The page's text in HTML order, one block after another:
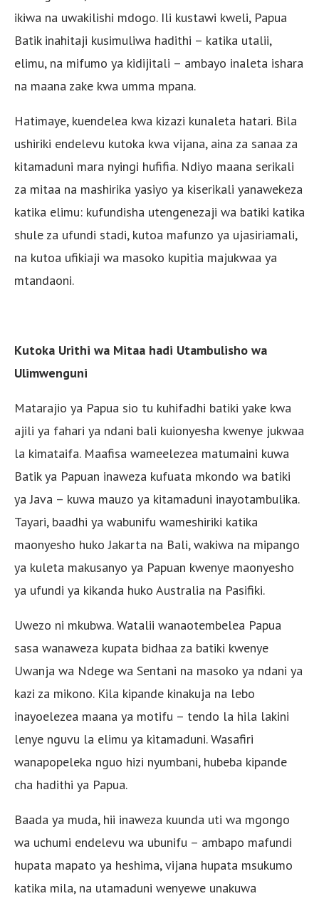
ikiwa na uwakilishi mdogo. Ili kustawi kweli, Papua
Batik inahitaji kusimuliwa hadithi – katika utalii,
elimu, na mifumo ya kidijitali – ambayo inaleta ishara
na maana zake kwa umma mpana.
Hatimaye, kuendelea kwa kizazi kunaleta hatari. Bila
ushiriki endelevu kutoka kwa vijana, aina za sanaa za
kitamaduni mara nyingi hufifia. Ndiyo maana serikali
za mitaa na mashirika yasiyo ya kiserikali yanawekeza
katika elimu: kufundisha utengenezaji wa batiki katika
shule za ufundi stadi, kutoa mafunzo ya ujasiriamali,
na kutoa ufikiaji wa masoko kupitia majukwaa ya
mtandaoni.
Kutoka Urithi wa Mitaa hadi Utambulisho wa
Ulimwenguni
Matarajio ya Papua sio tu kuhifadhi batiki yake kwa
ajili ya fahari ya ndani bali kuionyesha kwenye jukwaa
la kimataifa. Maafisa wameelezea matumaini kuwa
Batik ya Papuan inaweza kufuata mkondo wa batiki
ya Java – kuwa mauzo ya kitamaduni inayotambulika.
Tayari, baadhi ya wabunifu wameshiriki katika
maonyesho huko Jakarta na Bali, wakiwa na mipango
ya kuleta makusanyo ya Papuan kwenye maonyesho
ya ufundi ya kikanda huko Australia na Pasifiki.
Uwezo ni mkubwa. Watalii wanaotembelea Papua
sasa wanaweza kupata bidhaa za batiki kwenye
Uwanja wa Ndege wa Sentani na masoko ya ndani ya
kazi za mikono. Kila kipande kinakuja na lebo
inayoelezea maana ya motifu – tendo la hila lakini
lenye nguvu la elimu ya kitamaduni. Wasafiri
wanapopeleka nguo hizi nyumbani, hubeba kipande
cha hadithi ya Papua.
Baada ya muda, hii inaweza kuunda uti wa mgongo
wa uchumi endelevu wa ubunifu – ambapo mafundi
hupata mapato ya heshima, vijana hupata msukumo
katika mila, na utamaduni wenyewe unakuwa